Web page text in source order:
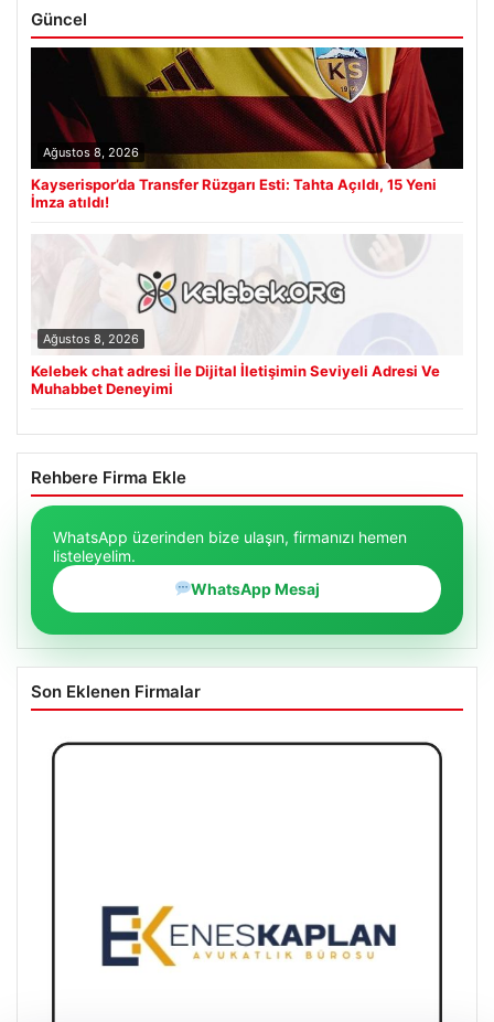
Güncel
Ağustos 8, 2026
Kayserispor’da Transfer Rüzgarı Esti: Tahta Açıldı, 15 Yeni
İmza atıldı!
Ağustos 8, 2026
Kelebek chat adresi İle Dijital İletişimin Seviyeli Adresi Ve
Muhabbet Deneyimi
Rehbere Firma Ekle
WhatsApp üzerinden bize ulaşın, firmanızı hemen
listeleyelim.
WhatsApp Mesaj
Son Eklenen Firmalar